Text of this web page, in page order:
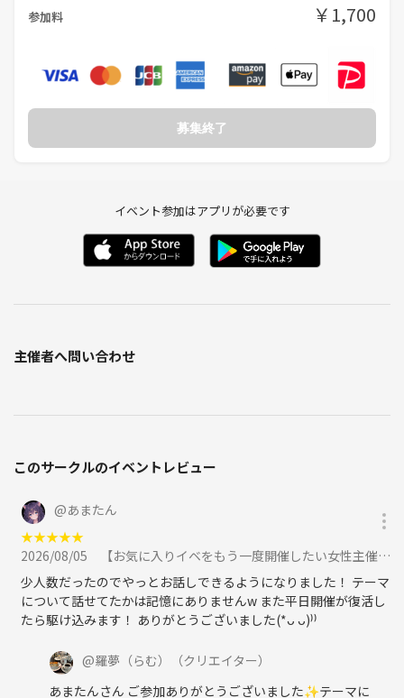
参加料 ￥1,700
募集終了
イベント参加はアプリが必要です
主催者へ問い合わせ
このサークルのイベントレビュー
@あまたん
★★★★★
2026/08/05
【お気に入りイベをもう一度開催したい女性主催】神様はそんなにいじわるじゃない☆日頃の小さな幸せに感謝☆水曜はこの日ラストに参加
少人数だったのでやっとお話しできるようになりました！ テーマ
について話せてたかは記憶にありませんw また平日開催が復活し
たら駆け込みます！ ありがとうございました(*ᴗ ᴗ)⁾⁾
@羅夢（らむ）
（クリエイター）
あまたんさん ご参加ありがとうございました✨テーマに